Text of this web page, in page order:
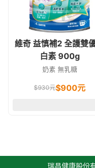
維奇 益慎補2 全護雙
白素 900g
奶素 無乳糖
$930元$900元
瑞昌健康股份